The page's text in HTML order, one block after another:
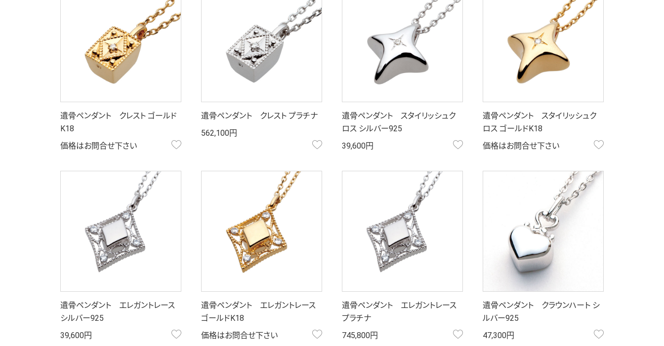
遺骨ペンダント クレスト ゴールド
K18
価格はお問合せ下さい
遺骨ペンダント クレスト プラチナ
562,100円
お気に入り
遺骨ペンダント スタイリッシュク
ロス シルバー925
39,600円
お気に入り
遺骨ペンダント スタイリッシュク
ロス ゴールドK18
価格はお問合せ下さい
遺骨ペンダント エレガントレース
シルバー925
39,600円
お気に入り
遺骨ペンダント エレガントレース
ゴールドK18
価格はお問合せ下さい
お気に入り
遺骨ペンダント エレガントレース
プラチナ
745,800円
お気に入り
遺骨ペンダント クラウンハート シ
ルバー925
47,300円